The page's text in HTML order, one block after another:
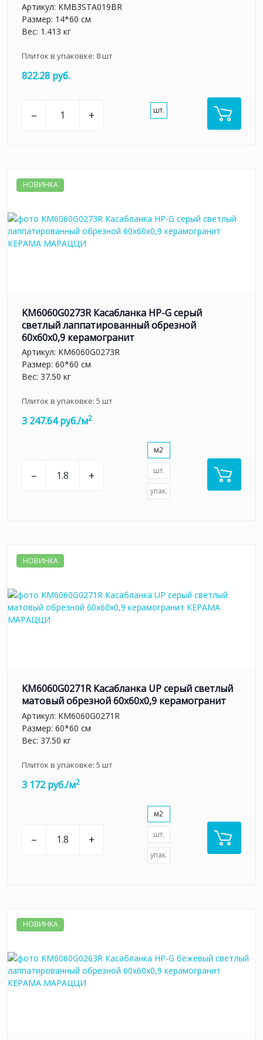
Артикул: KMB3STA019BR
Размер: 14*60 см
Вес: 1.413 кг
Плиток в упаковке: 8шт
822.28 руб.
– + шт.
НОВИНКА
KM6060G0273R Касабланка HP-G серый
светлый лаппатированный обрезной
60x60x0,9 керамогранит
Артикул: KM6060G0273R
Размер: 60*60 см
Вес: 37.50 кг
Плиток в упаковке: 5 шт
3 247.64 руб./м2
– +
м2
шт.
упак.
НОВИНКА
KM6060G0271R Касабланка UP серый светлый
матовый обрезной 60x60x0,9 керамогранит
Артикул: KM6060G0271R
Размер: 60*60 см
Вес: 37.50 кг
Плиток в упаковке: 5 шт
3 172 руб./м2
– +
м2
шт.
упак.
НОВИНКА